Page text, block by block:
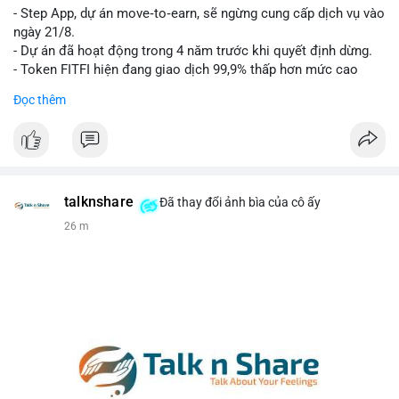
Lời khuyên cho nhà đầu tư nhỏ lẻ: Theo dõi xác nhận của giao
dịch này. Nếu BTC tiếp tục bị rút khỏi sàn với tần suất tăng, đó
là tín hiệu tích cực cho xu hướng tăng giá. Hạn chế hành động
- Step App, dự án move‑to‑earn, sẽ ngừng cung cấp dịch vụ vào
ngày 21/8.
- Dự án đã hoạt động trong 4 năm trước khi quyết định dừng.
- Token FITFI hiện đang giao dịch 99,9% thấp hơn mức cao
#vlikevn #titanbot
Đọc thêm
talknshare Đã thay đổi ảnh bìa của cô ấy
26 m